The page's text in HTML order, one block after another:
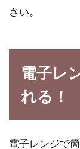
さい。
電子レ
れる！
電子レンジで